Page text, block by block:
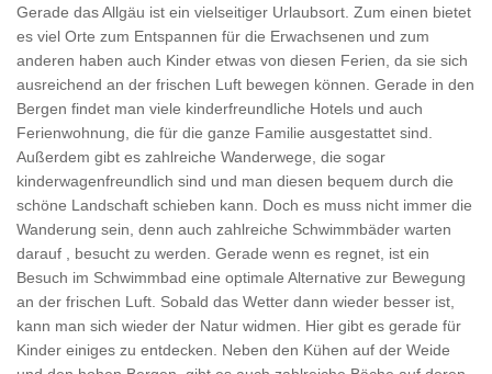
Gerade das Allgäu ist ein vielseitiger Urlaubsort. Zum einen bietet
es viel Orte zum Entspannen für die Erwachsenen und zum
anderen haben auch Kinder etwas von diesen Ferien, da sie sich
ausreichend an der frischen Luft bewegen können. Gerade in den
Bergen findet man viele kinderfreundliche Hotels und auch
Ferienwohnung, die für die ganze Familie ausgestattet sind.
Außerdem gibt es zahlreiche Wanderwege, die sogar
kinderwagenfreundlich sind und man diesen bequem durch die
schöne Landschaft schieben kann. Doch es muss nicht immer die
Wanderung sein, denn auch zahlreiche Schwimmbäder warten
darauf , besucht zu werden. Gerade wenn es regnet, ist ein
Besuch im Schwimmbad eine optimale Alternative zur Bewegung
an der frischen Luft. Sobald das Wetter dann wieder besser ist,
kann man sich wieder der Natur widmen. Hier gibt es gerade für
Kinder einiges zu entdecken. Neben den Kühen auf der Weide